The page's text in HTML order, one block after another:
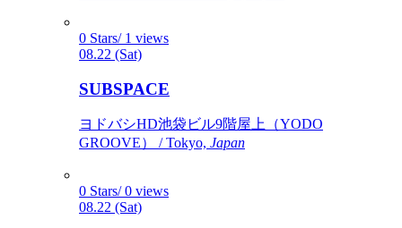
0 Stars/ 1 views
08.22 (Sat)
SUBSPACE
ヨドバシHD池袋ビル9階屋上（YODO
GROOVE） / Tokyo, Japan
0 Stars/ 0 views
08.22 (Sat)